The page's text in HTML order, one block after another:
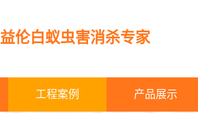
益伦白蚁虫害消杀专家
工程案例 产品展示